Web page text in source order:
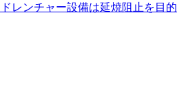
レンチャー設備は延焼阻止を目